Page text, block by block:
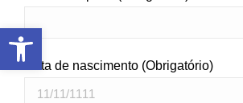
Data de nascimento (Obrigatório)
Abrir a barra de